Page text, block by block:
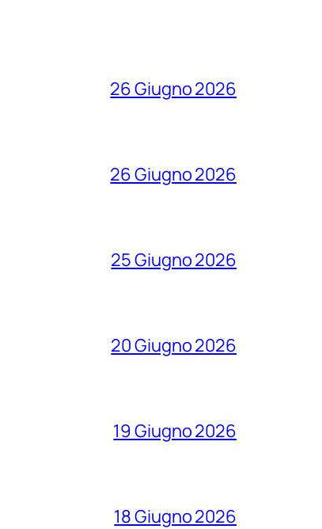
26 Giugno 2026
26 Giugno 2026
25 Giugno 2026
20 Giugno 2026
19 Giugno 2026
18 Giugno 2026